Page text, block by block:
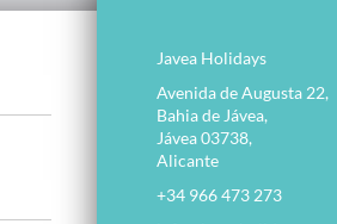
Javea Holidays
Avenida de Augusta 22,
Bahia de Jávea,
Jávea 03738,
Alicante
+34 966 473 273